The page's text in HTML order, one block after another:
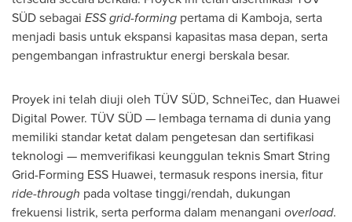
SÜD sebagai ESSgrid-forming pertama di Kamboja, serta
menjadi basis untuk ekspansi kapasitas masa depan, serta
pengembangan infrastruktur energi berskala besar.
Proyek ini telah diuji oleh TÜV SÜD, SchneiTec, dan Huawei
Digital Power. TÜV SÜD — lembaga ternama di dunia yang
memiliki standar ketat dalam pengetesan dan sertifikasi
teknologi — memverifikasi keunggulan teknis Smart String
Grid-Forming ESS Huawei, termasuk respons inersia, fitur
ride-through pada voltase tinggi/rendah, dukungan
frekuensi listrik, serta performa dalam menangani overload.